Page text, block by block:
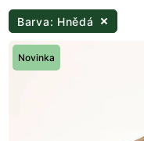
Barva: Hnědá
Novinka